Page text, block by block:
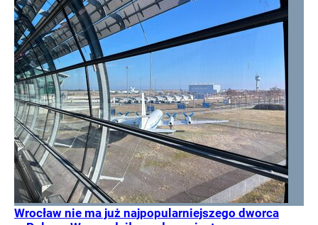
Wrocław nie ma już najpopularniejszego dworca